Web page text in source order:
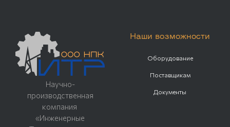
Научно-
производственная
компания
«Инженерные
Наши возможности
Оборудование
Поставщикам
Документы